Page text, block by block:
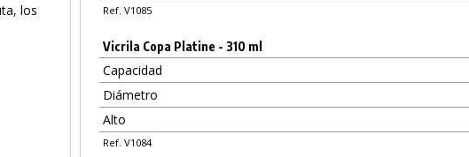
los
Ref. V1085
Vicrila Copa Platine - 310 ml
Capacidad
Diámetro
Alto
Ref. V1084